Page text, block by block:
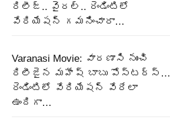
రిలీజ్.. వైరల్.. రెండింటిలో
వేరియేషన్ గమనించారా…
Varanasi Movie: వారణాసి నుంచి
రిలీజైన మహేష్ బాబు పోస్టర్స్…
రెండింటిలో వేరియేషన్ వేరేలా
ఉందిగా…